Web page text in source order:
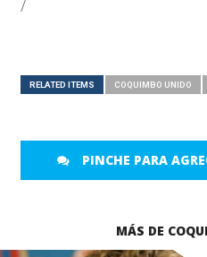
/
RELATED ITEMS COQUIMBO UNIDO
PINCHE PARA
MÁS DE